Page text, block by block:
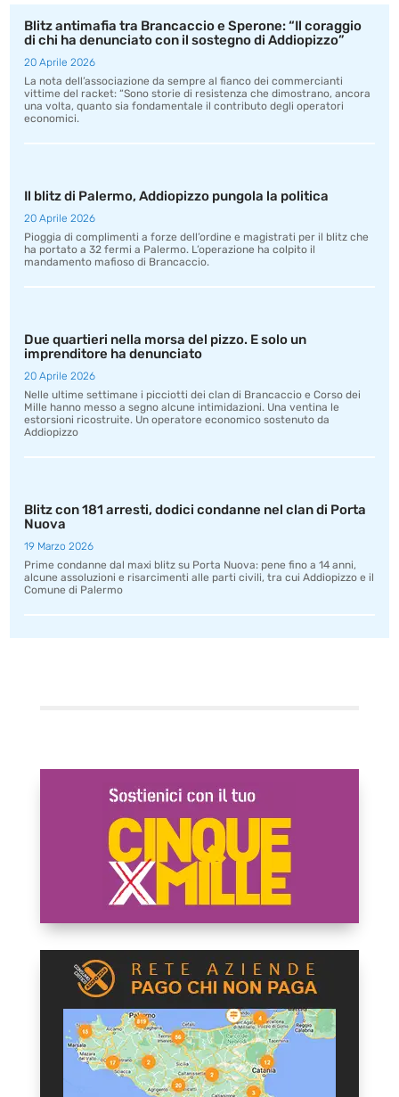
Blitz antimafia tra Brancaccio e Sperone: “Il coraggio
di chi ha denunciato con il sostegno di Addiopizzo”
20 Aprile 2026
La nota dell’associazione da sempre al fianco dei commercianti
vittime del racket: “Sono storie di resistenza che dimostrano, ancora
una volta, quanto sia fondamentale il contributo degli operatori
economici.
Il blitz di Palermo, Addiopizzo pungola la politica
20 Aprile 2026
Pioggia di complimenti a forze dell’ordine e magistrati per il blitz che
ha portato a 32 fermi a Palermo. L’operazione ha colpito il
mandamento mafioso di Brancaccio.
Due quartieri nella morsa del pizzo. E solo un
imprenditore ha denunciato
20 Aprile 2026
Nelle ultime settimane i picciotti dei clan di Brancaccio e Corso dei
Mille hanno messo a segno alcune intimidazioni. Una ventina le
estorsioni ricostruite. Un operatore economico sostenuto da
Addiopizzo
Blitz con 181 arresti, dodici condanne nel clan di Porta
Nuova
19 Marzo 2026
Prime condanne dal maxi blitz su Porta Nuova: pene fino a 14 anni,
alcune assoluzioni e risarcimenti alle parti civili, tra cui Addiopizzo e il
Comune di Palermo